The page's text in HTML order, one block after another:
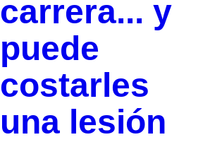
carrera... y
puede
costarles
una lesión